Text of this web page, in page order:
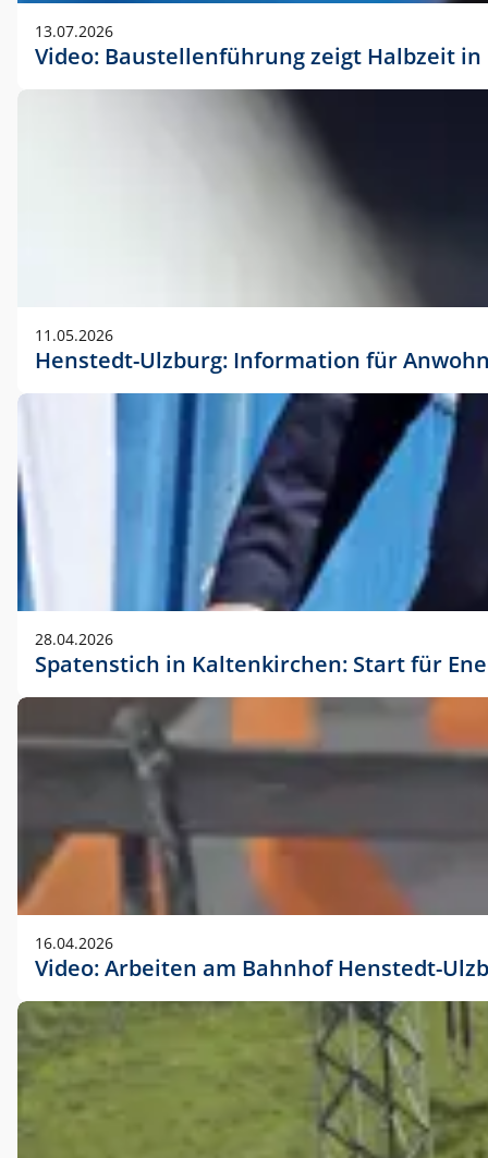
13.07.2026
Video: Baustellenführung zeigt Halbzeit
11.05.2026
Henstedt-Ulzburg: Information für
28.04.2026
Spatenstich in Kaltenkirchen: Start für
16.04.2026
Video: Arbeiten am Bahnhof Henstedt-